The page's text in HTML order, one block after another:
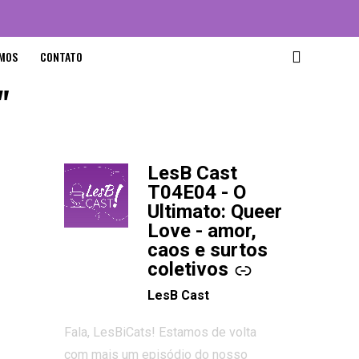
CONTATO
LesB Cast
T04E04 - O
Ultimato: Queer
Love - amor,
caos e surtos
coletivos
-
LesB Cast
Fala, LesBiCats! Estamos de volta
com mais um episódio do nosso